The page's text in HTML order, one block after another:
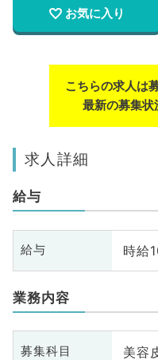
お気に入り
こちらの求人は
最新の募集状
求人詳細
給与
給与 時給
業務内容
募集科目 美容